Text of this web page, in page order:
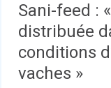
Sani-feed :
distribuée
conditions
vaches »